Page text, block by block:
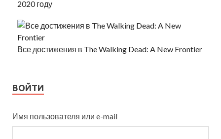
2020 году
Все достижения в The Walking Dead: A New Frontier
ВОЙТИ
Имя пользователя или e-mail